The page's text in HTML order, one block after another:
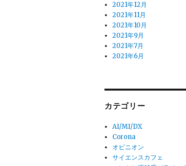
2021年12月
2021年11月
2021年10月
2021年9月
2021年7月
2021年6月
カテゴリー
AI/MI/DX
Corona
オピニオン
サイエンスカフェ